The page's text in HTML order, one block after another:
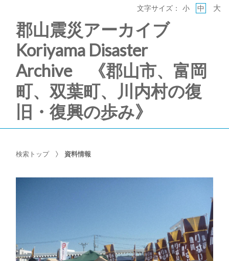
郡山震災アーカイブ
Koriyama Disaster
Archive 《郡山市、富岡
町、双葉町、川内村の復
旧・復興の歩み》
文字サイズ： 小 中 大
検索トップ 資料情報